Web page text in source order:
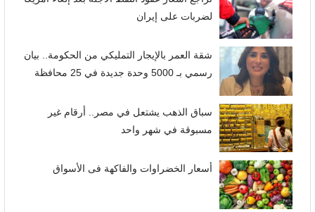
لضربات على إيران
شقة العمر بالإيجار التمليكي من الحكومة.. بيان
رسمي بـ 5000 وحدة جديدة في 25 محافظة
سباق الذهب يشتعل في مصر.. أرقام غير
مسبوقة في شهر واحد
أسعار الخضراوات والفاكهة فى الأسواق